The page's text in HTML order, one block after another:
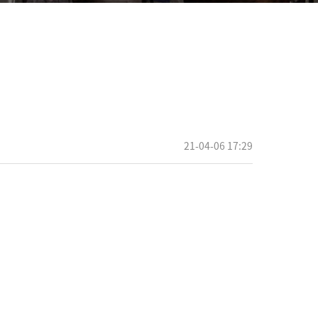
21-04-06 17:29